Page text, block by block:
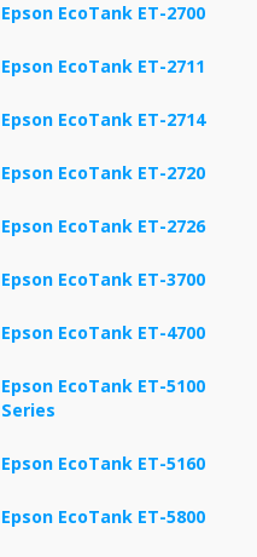
Epson EcoTank ET-2700
Epson EcoTank ET-2711
Epson EcoTank ET-2714
Epson EcoTank ET-2720
Epson EcoTank ET-2726
Epson EcoTank ET-3700
Epson EcoTank ET-4700
Epson EcoTank ET-5100
Series
Epson EcoTank ET-5160
Epson EcoTank ET-5800